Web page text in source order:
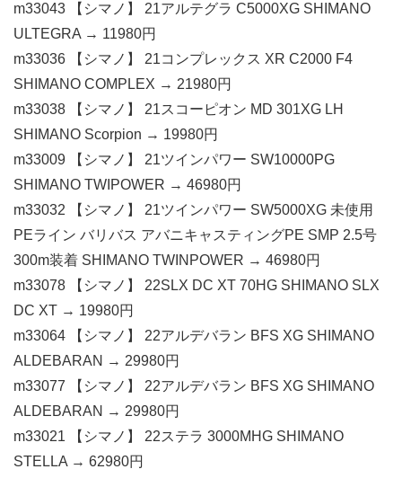
m33043 【シマノ】 21アルテグラ C5000XG SHIMANO
ULTEGRA → 11980円
m33036 【シマノ】 21コンプレックス XR C2000 F4
SHIMANO COMPLEX → 21980円
m33038 【シマノ】 21スコーピオン MD 301XG LH
SHIMANO Scorpion → 19980円
m33009 【シマノ】 21ツインパワー SW10000PG
SHIMANO TWIPOWER → 46980円
m33032 【シマノ】 21ツインパワー SW5000XG 未使用
PEライン バリバス アバニキャスティングPE SMP 2.5号
300m装着 SHIMANO TWINPOWER → 46980円
m33078 【シマノ】 22SLX DC XT 70HG SHIMANO SLX
DC XT → 19980円
m33064 【シマノ】 22アルデバラン BFS XG SHIMANO
ALDEBARAN → 29980円
m33077 【シマノ】 22アルデバラン BFS XG SHIMANO
ALDEBARAN → 29980円
m33021 【シマノ】 22ステラ 3000MHG SHIMANO
STELLA → 62980円